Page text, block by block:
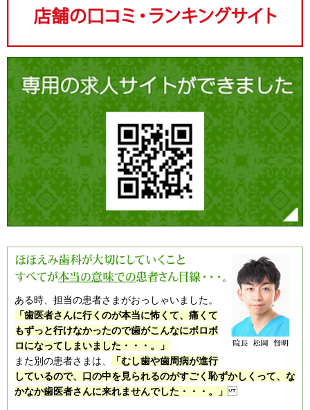
ある時、担当の患者さまがおっしゃいました。
「歯医者さんに行くのが本当に怖くて、痛くて
もずっと行けなかったので歯がこんなにボロボ
ロになってしまいました・・・。」
また別の患者さまは、
「むし歯や歯周病が進行
しているので、口の中を見られるのがすごく恥ずかしくって、な
かなか歯医者さんに来れませんでした・・・。」